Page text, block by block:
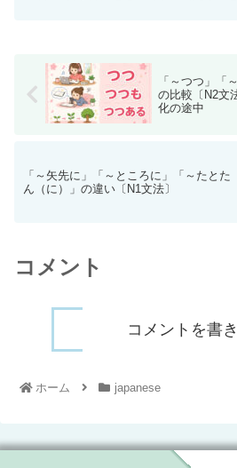
「～つつ」「
の比較〔N2文
化の途中
「～矢先に」「～ところに」「～たとた
ん（に）」の違い〔N1文法〕
コメント
コメントを書
ホーム japanese